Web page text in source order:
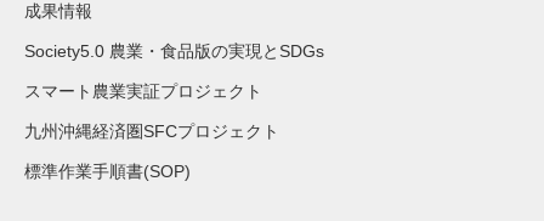
成果情報
Society5.0 農業・食品版の実現とSDGs
スマート農業実証プロジェクト
九州沖縄経済圏SFCプロジェクト
標準作業手順書(SOP)